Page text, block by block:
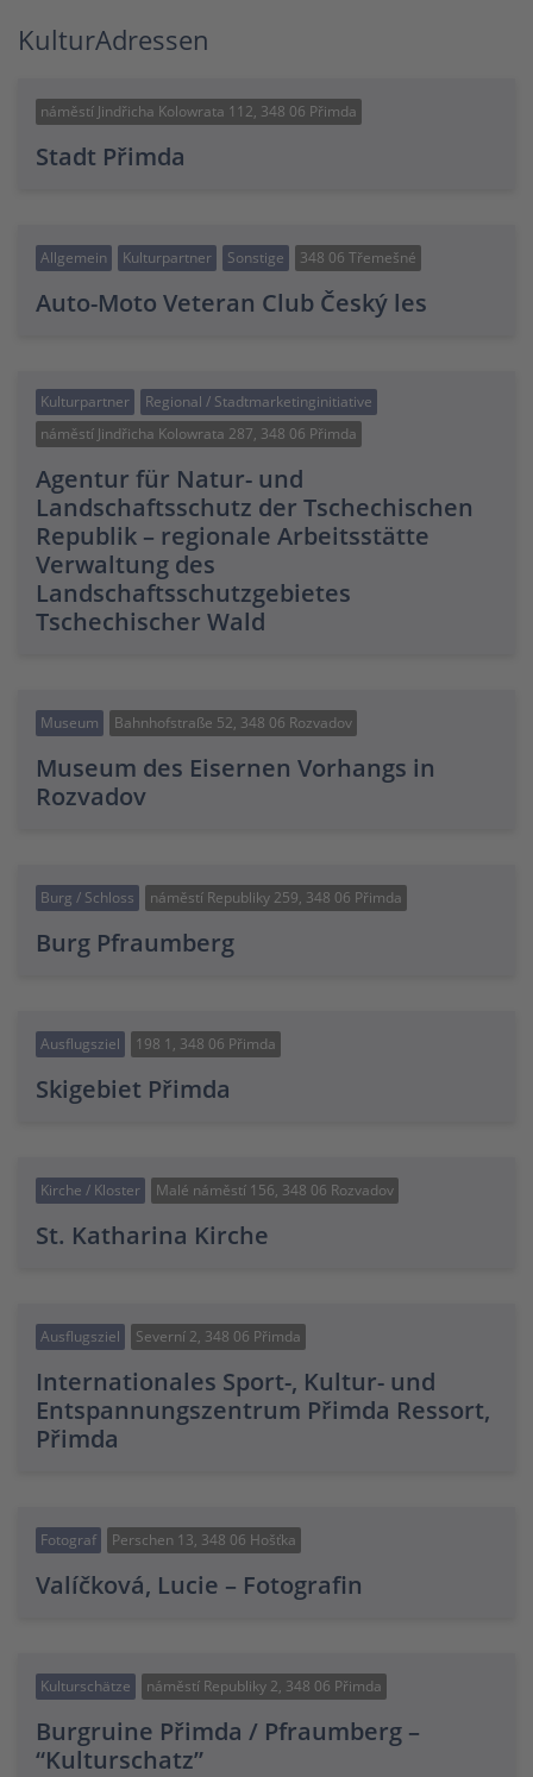
KulturAdressen
náměstí Jindřicha Kolowrata 112, 348 06 Přimda
Stadt Přimda
Allgemein Kulturpartner Sonstige 348 06 Třemešné
Auto-Moto Veteran Club Český les
Kulturpartner
Regional / Stadtmarketinginitiative
náměstí Jindřicha Kolowrata 287, 348 06 Přimda
Agentur für Natur- und
Landschaftsschutz der Tschechischen
Republik – regionale Arbeitsstätte
Verwaltung des
Landschaftsschutzgebietes
Tschechischer Wald
Museum Bahnhofstraße 52, 348 06 Rozvadov
Museum des Eisernen Vorhangs in
Rozvadov
Burg / Schloss náměstí Republiky 259, 348 06 Přimda
Burg Pfraumberg
Ausflugsziel 198 1, 348 06 Přimda
Skigebiet Přimda
Kirche / Kloster Malé náměstí 156, 348 06 Rozvadov
St. Katharina Kirche
Ausflugsziel Severní 2, 348 06 Přimda
Internationales Sport-, Kultur- und
Entspannungszentrum Přimda Ressort,
Přimda
Fotograf Perschen 13, 348 06 Hošťka
Valíčková, Lucie – Fotografin
Kulturschätze náměstí Republiky 2, 348 06 Přimda
Burgruine Přimda / Pfraumberg –
“Kulturschatz”